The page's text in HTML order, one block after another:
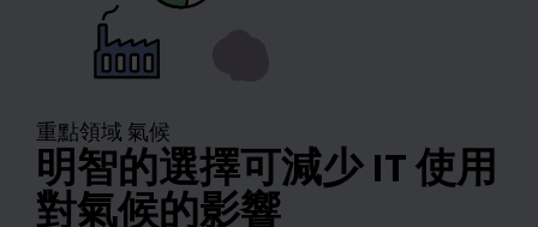
常見問題
我的帳戶
重點領域 氣候
明智的選擇可減少 IT 使用
對氣候的影響